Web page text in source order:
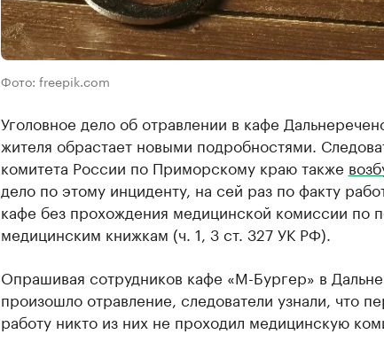
Фото: freepik.com
Уголовное дело об отравлении в кафе
жителя обрастает новыми подробностями.
комитета России по Приморскому краю также
дело по этому инциденту, на сей раз по факту
кафе без прохождения медицинской комиссии по
медицинским книжкам (ч. 1, 3 ст. 327 УК РФ).
Опрашивая сотрудников кафе «М-Бургер» в
произошло отравление, следователи узнали, что
работу никто из них не проходил медицинскую